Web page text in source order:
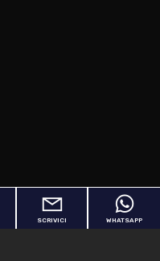
SCRIVICI WHATSAPP